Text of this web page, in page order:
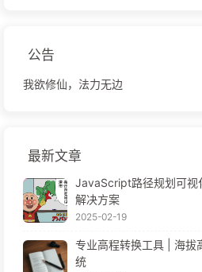
公告
我欲修仙，法力无边
最新文章
JavaScript路径规划可视
解决方案
2025-02-19
专业高程转换工具 | 海拔
统